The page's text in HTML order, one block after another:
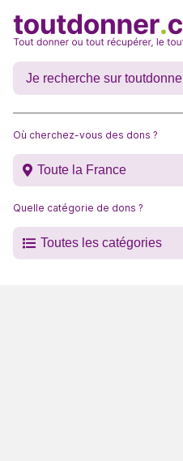
Où cherchez-vous des dons ?
Toute la France
Quelle catégorie de dons ?
Toutes les catégories